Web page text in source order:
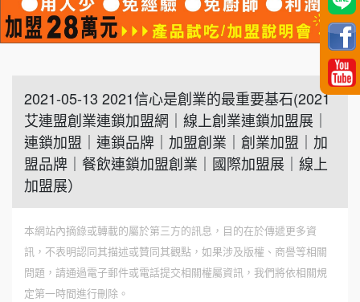
2021-05-13 2021信心是創業的最重要基石(2021
艾連盟創業連鎖加盟網｜線上創業連鎖加盟展｜
連鎖加盟｜連鎖品牌｜加盟創業｜創業加盟｜加
盟品牌｜餐飲連鎖加盟創業｜國際加盟展｜線上
加盟展）
本網站內摘錄或轉載的屬於第三方的訊息，目的在於傳遞更多資
訊，不表明認同其描述或贊同其觀點，如果涉及版權、商譽等相關
問題，請通過電子郵件或電話提交相關權屬資訊，我們將依相關規
定第一時間進行刪除。